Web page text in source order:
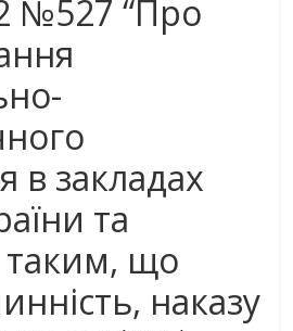
№527 “Про
в закладах
та
таким, що
наказу